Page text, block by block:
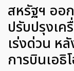
สหรัฐฯ ออ
ปรับปรุงเ
เร่งด่วน ห
การบินเอธิ